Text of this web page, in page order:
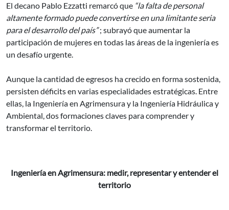
El decano Pablo Ezzatti remarcó que “la falta de personal
altamente formado puede convertirse en una limitante seria
para el desarrollo del país”; subrayó que aumentar la
participación de mujeres en todas las áreas de la ingeniería es
un desafío urgente.
Aunque la cantidad de egresos ha crecido en forma sostenida,
persisten déficits en varias especialidades estratégicas. Entre
ellas, la Ingeniería en Agrimensura y la Ingeniería Hidráulica y
Ambiental, dos formaciones claves para comprender y
transformar el territorio.
Ingeniería en Agrimensura: medir, representar y entender el
territorio